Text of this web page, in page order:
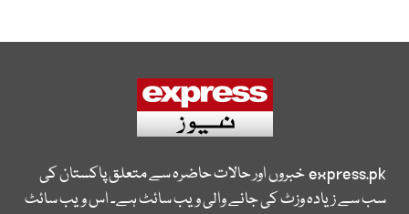
express.pkخبروں اور حالات حاضرہ سے متعلق پاکستان کی
سب سے زیادہ وزٹ کی جانے والی ویب سائٹ ہے۔ اس ویب سائٹ